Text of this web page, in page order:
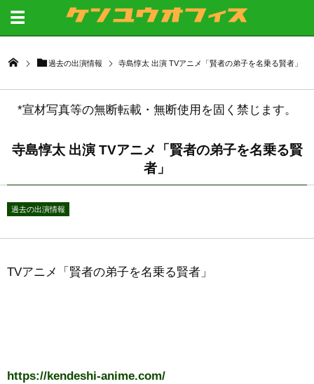
過去の出演情報 寺島惇太 出演 TVアニメ「賢者の弟子を名乗る賢者」
*宣材写真等の無断転載・無断使用を固く禁じます。
寺島惇太 出演 TVアニメ「賢者の弟子を名乗る賢
者」
過去の出演情報
TVアニメ「賢者の弟子を名乗る賢者」
https://kendeshi-anime.com/